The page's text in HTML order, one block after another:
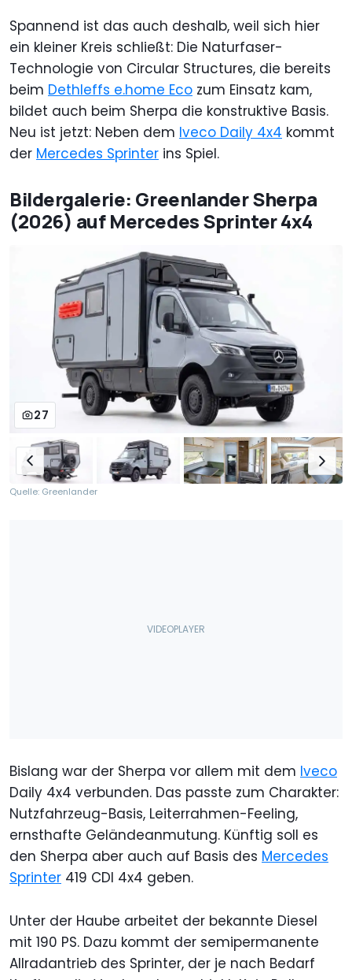
Spannend ist das auch deshalb, weil sich hier
ein kleiner Kreis schließt: Die Naturfaser-
Technologie von Circular Structures, die bereits
beim Dethleffs e.home Eco zum Einsatz kam,
bildet auch beim Sherpa die konstruktive Basis.
Neu ist jetzt: Neben dem Iveco Daily 4x4 kommt
der Mercedes Sprinter ins Spiel.
Bildergalerie: Greenlander Sherpa
(2026) auf Mercedes Sprinter 4x4
27
Quelle: Greenlander
Bislang war der Sherpa vor allem mit dem Iveco
Daily 4x4 verbunden. Das passte zum Charakter:
Nutzfahrzeug-Basis, Leiterrahmen-Feeling,
ernsthafte Geländeanmutung. Künftig soll es
den Sherpa aber auch auf Basis des Mercedes
Sprinter 419 CDI 4x4 geben.
Unter der Haube arbeitet der bekannte Diesel
mit 190 PS. Dazu kommt der semipermanente
Allradantrieb des Sprinter, der je nach Bedarf